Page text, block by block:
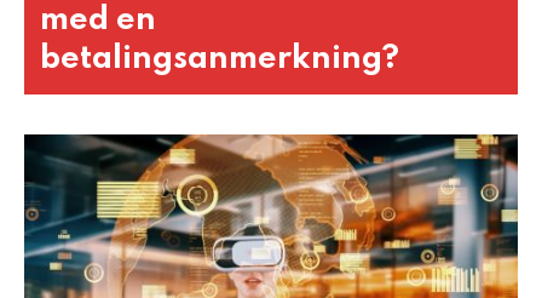
med en
betalingsanmerkning?